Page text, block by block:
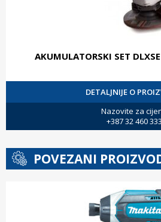
AKUMULATORSKI SET
DETALJNIJE O
Nazovite za
+387 32 460 333
POVEZANI